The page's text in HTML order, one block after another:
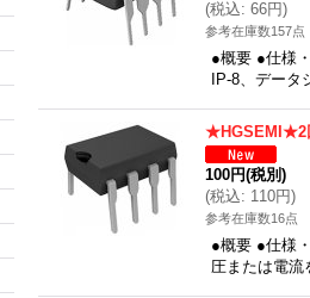
(税込: 66円)
参考在庫数157点
●概要 ●仕様
IP-8、デー
★HGSEMI★2
100円(税別)
(税込: 110円)
参考在庫数16点
●概要 ●仕様
圧または電流